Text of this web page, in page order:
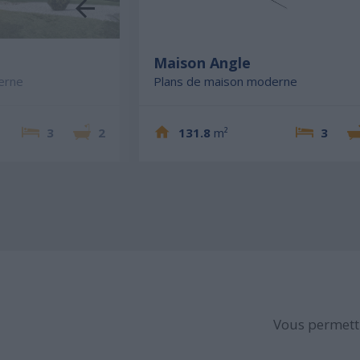
3 2
Maison Angle
Plans de maison moderne
131.8 m² 3
Vous